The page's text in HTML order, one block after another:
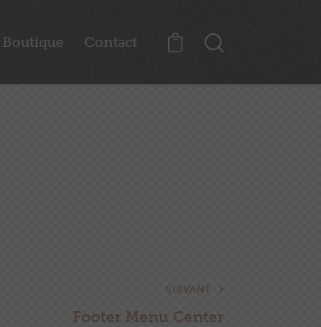
Boutique Contact 0
SUIVANT
Footer Menu Center